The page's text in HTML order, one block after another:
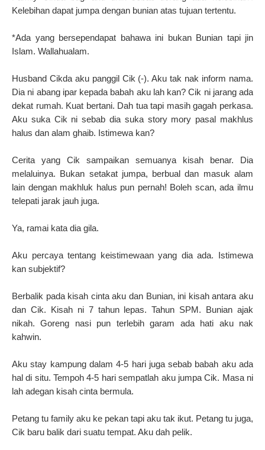
Kelebihan dapat jumpa dengan bunian atas tujuan tertentu.
*Ada yang bersependapat bahawa ini bukan Bunian tapi jin
Islam. Wallahualam.
Husband Cikda aku panggil Cik (-). Aku tak nak inform nama.
Dia ni abang ipar kepada babah aku lah kan? Cik ni jarang ada
dekat rumah. Kuat bertani. Dah tua tapi masih gagah perkasa.
Aku suka Cik ni sebab dia suka story mory pasal makhlus
halus dan alam ghaib. Istimewa kan?
Cerita yang Cik sampaikan semuanya kisah benar. Dia
melaluinya. Bukan setakat jumpa, berbual dan masuk alam
lain dengan makhluk halus pun pernah! Boleh scan, ada ilmu
telepati jarak jauh juga.
Ya, ramai kata dia gila.
Aku percaya tentang keistimewaan yang dia ada. Istimewa
kan subjektif?
Berbalik pada kisah cinta aku dan Bunian, ini kisah antara aku
dan Cik. Kisah ni 7 tahun lepas. Tahun SPM. Bunian ajak
nikah. Goreng nasi pun terlebih garam ada hati aku nak
kahwin.
Aku stay kampung dalam 4-5 hari juga sebab babah aku ada
hal di situ. Tempoh 4-5 hari sempatlah aku jumpa Cik. Masa ni
lah adegan kisah cinta bermula.
Petang tu family aku ke pekan tapi aku tak ikut. Petang tu juga,
Cik baru balik dari suatu tempat. Aku dah pelik.